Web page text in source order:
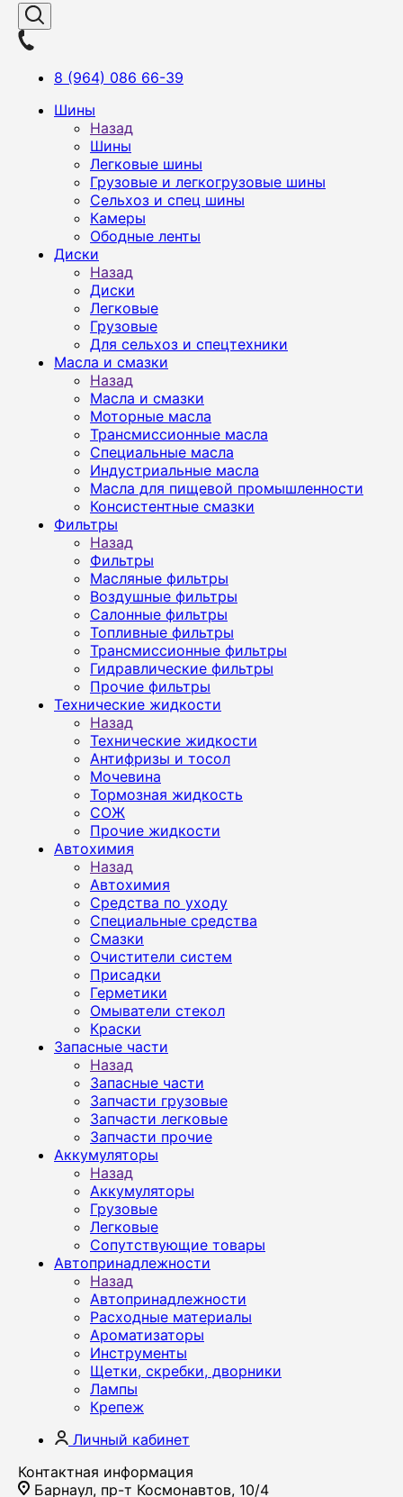
8 (964) 086 66-39
Шины
Назад
Шины
Легковые шины
Грузовые и легкогрузовые шины
Сельхоз и спец шины
Камеры
Ободные ленты
Диски
Назад
Диски
Легковые
Грузовые
Для сельхоз и спецтехники
Масла и смазки
Назад
Масла и смазки
Моторные масла
Трансмиссионные масла
Специальные масла
Индустриальные масла
Масла для пищевой промышленности
Консистентные смазки
Фильтры
Назад
Фильтры
Масляные фильтры
Воздушные фильтры
Салонные фильтры
Топливные фильтры
Трансмиссионные фильтры
Гидравлические фильтры
Прочие фильтры
Технические жидкости
Назад
Технические жидкости
Антифризы и тосол
Мочевина
Тормозная жидкость
СОЖ
Прочие жидкости
Автохимия
Назад
Автохимия
Средства по уходу
Специальные средства
Смазки
Очистители систем
Присадки
Герметики
Омыватели стекол
Краски
Запасные части
Назад
Запасные части
Запчасти грузовые
Запчасти легковые
Запчасти прочие
Аккумуляторы
Назад
Аккумуляторы
Грузовые
Легковые
Сопутствующие товары
Автопринадлежности
Назад
Автопринадлежности
Расходные материалы
Ароматизаторы
Инструменты
Щетки, скребки, дворники
Лампы
Крепеж
Личный кабинет
Контактная информация
Барнаул, пр-т Космонавтов, 10/4